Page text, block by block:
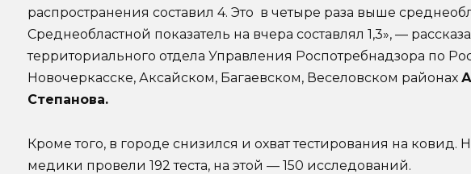
распространения составил 4. Это в четыре раза выше
Среднеобластной показатель на вчера составлял 1,3», —
территориального отдела Управления Роспотребнадзора по
Новочеркасске, Аксайском, Багаевском, Веселовском районах
Степанова.
Кроме того, в городе снизился и охват тестирования на
медики провели 192 теста, на этой — 150 исследований.